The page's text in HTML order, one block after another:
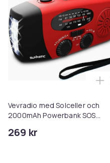
Vevradio med Solceller och
2000mAh Powerbank SOS
solcellsradio med vev
269 kr